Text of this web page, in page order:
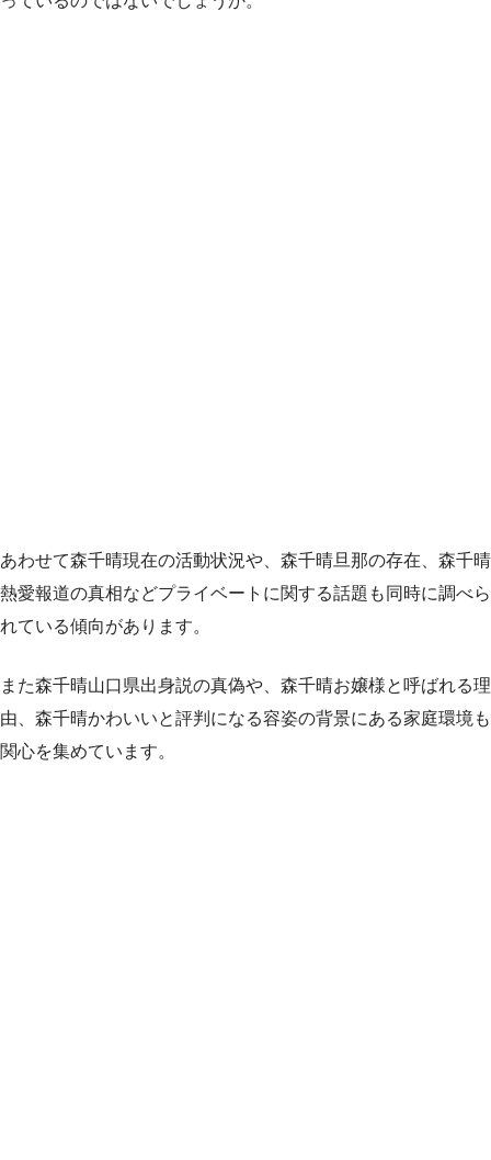
あわせて森千晴現在の活動状況や、森千晴旦那の存在、森千晴
熱愛報道の真相などプライベートに関する話題も同時に調べら
れている傾向があります。
また森千晴山口県出身説の真偽や、森千晴お嬢様と呼ばれる理
由、森千晴かわいいと評判になる容姿の背景にある家庭環境も
関心を集めています。